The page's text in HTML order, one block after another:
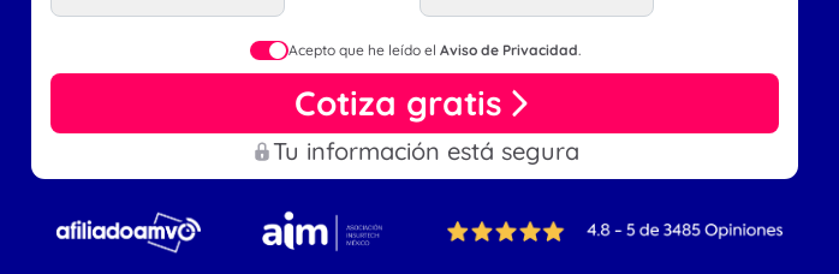
Acepto que he leído el Aviso de Privacidad.
Cotiza gratis
Tu información está segura